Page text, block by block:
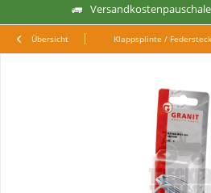
Übersicht Klappsplinte /